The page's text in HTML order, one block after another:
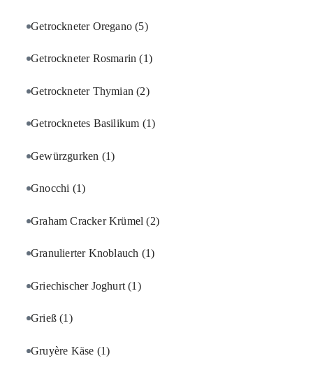
Getrockneter Oregano(5)
Getrockneter Rosmarin(1)
Getrockneter Thymian(2)
Getrocknetes Basilikum (1)
Gewürzgurken (1)
Gnocchi (1)
Graham Cracker Krümel(2)
Granulierter Knoblauch (1)
Griechischer Joghurt(1)
Grieß(1)
Gruyère Käse (1)